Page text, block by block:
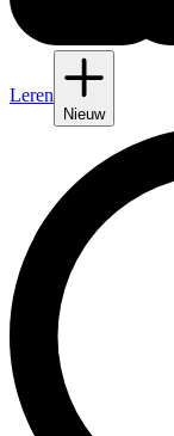
Leren
Nieuw